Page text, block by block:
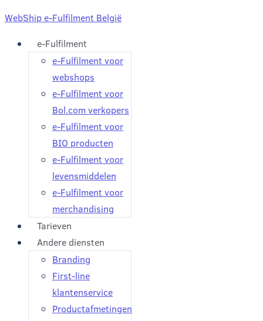
WebShip e-Fulfilment België
e-Fulfilment
e-Fulfilment voor
webshops
e-Fulfilment voor
Bol.com verkopers
e-Fulfilment voor
BIO producten
e-Fulfilment voor
levensmiddelen
e-Fulfilment voor
merchandising
Tarieven
Andere diensten
Branding
First-line
klantenservice
Productafmetingen